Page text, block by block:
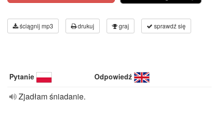
ściągnij mp3 drukuj graj sprawdź się
Pytanie Odpowiedź
Zjadłam śniadanie.